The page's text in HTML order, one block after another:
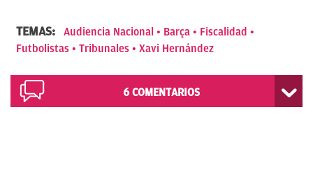
TEMAS: Audiencia Nacional Barça
Fiscalidad
Futbolistas
Tribunales Xavi Hernández
6 COMENTARIOS